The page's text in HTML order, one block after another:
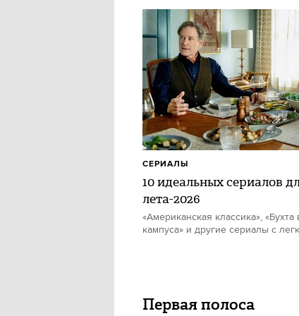
10 идеальных сериалов
лета-2026
«Американская классика»,
кампуса» и другие сериалы с
СЕРИАЛЫ
Первая полоса